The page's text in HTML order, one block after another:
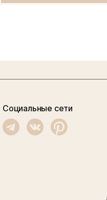
Социальные сети